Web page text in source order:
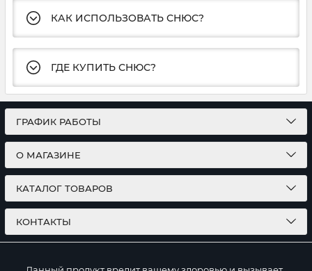
КАК ИСПОЛЬЗОВАТЬ СНЮС?
ГДЕ КУПИТЬ СНЮС?
ГРАФИК РАБОТЫ
О МАГАЗИНЕ
КАТАЛОГ ТОВАРОВ
КОНТАКТЫ